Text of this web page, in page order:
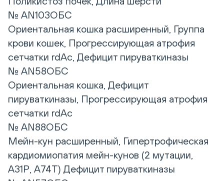
№ AN103ОБС
Ориентальная кошка расширенный, Группа
крови кошек, Прогрессирующая атрофия
сетчатки rdAc, Дефицит пируваткиназы
№ AN58ОБС
Ориентальная кошка, Дефицит
пируваткиназы, Прогрессирующая атрофия
сетчатки rdAc
№ AN88ОБС
Мейн-кун расширенный, Гипертрофическая
кардиомиопатия мейн-кунов (2 мутации,
А31Р, А74Т) Дефицит пируваткиназы